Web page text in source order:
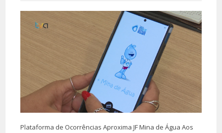
Plataforma de Ocorrências Aproxima JF Mina de Água Aos